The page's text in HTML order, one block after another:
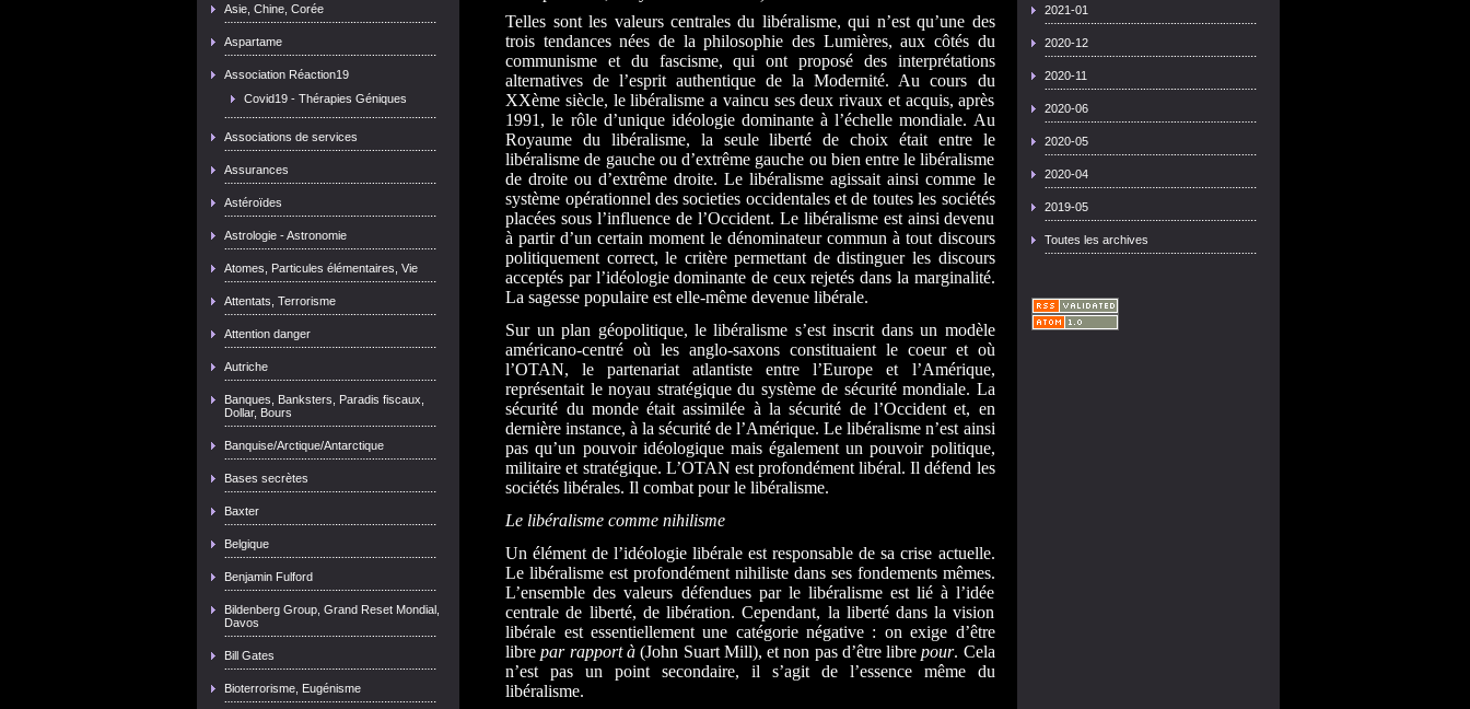
Asie, Chine, Corée
Aspartame
Association Réaction19
Covid19 - Thérapies Géniques
Associations de services
Assurances
Astéroïdes
Astrologie - Astronomie
Atomes, Particules élémentaires, Vie
Attentats, Terrorisme
Attention danger
Autriche
Banques, Banksters, Paradis fiscaux,
Dollar, Bours
Banquise/Arctique/Antarctique
Bases secrètes
Baxter
Belgique
Benjamin Fulford
Bildenberg Group, Grand Reset Mondial,
Davos
Bill Gates
Bioterrorisme, Eugénisme
2021-01
2020-12
2020-11
2020-06
2020-05
2020-04
2019-05
Toutes les archives
Telles sont les valeurs centrales du libéralisme, qui n’est qu’une des
trois tendances nées de la philosophie des Lumières, aux côtés du
communisme et du fascisme, qui ont proposé des interprétations
alternatives de l’esprit authentique de la Modernité. Au cours du
XXème siècle, le libéralisme a vaincu ses deux rivaux et acquis, après
1991, le rôle d’unique idéologie dominante à l’échelle mondiale. Au
Royaume du libéralisme, la seule liberté de choix était entre le
libéralisme de gauche ou d’extrême gauche ou bien entre le libéralisme
de droite ou d’extrême droite. Le libéralisme agissait ainsi comme le
système opérationnel des societies occidentales et de toutes les sociétés
placées sous l’influence de l’Occident. Le libéralisme est ainsi devenu
à partir d’un certain moment le dénominateur commun à tout discours
politiquement correct, le critère permettant de distinguer les discours
acceptés par l’idéologie dominante de ceux rejetés dans la marginalité.
La sagesse populaire est elle-même devenue libérale.
Sur un plan géopolitique, le libéralisme s’est inscrit dans un modèle
américano-centré où les anglo-saxons constituaient le coeur et où
l’OTAN, le partenariat atlantiste entre l’Europe et l’Amérique,
représentait le noyau stratégique du système de sécurité mondiale. La
sécurité du monde était assimilée à la sécurité de l’Occident et, en
dernière instance, à la sécurité de l’Amérique. Le libéralisme n’est ainsi
pas qu’un pouvoir idéologique mais également un pouvoir politique,
militaire et stratégique. L’OTAN est profondément libéral. Il défend les
sociétés libérales. Il combat pour le libéralisme.
Le libéralisme comme nihilisme
Un élément de l’idéologie libérale est responsable de sa crise actuelle.
Le libéralisme est profondément nihiliste dans ses fondements mêmes.
L’ensemble des valeurs défendues par le libéralisme est lié à l’idée
centrale de liberté, de libération. Cependant, la liberté dans la vision
libérale est essentiellement une catégorie négative : on exige d’être
librepar rapport à(John Suart Mill), et non pas d’être librepour. Cela
n’est pas un point secondaire, il s’agit de l’essence même du
libéralisme.